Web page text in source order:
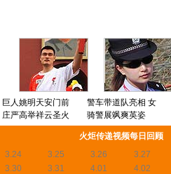
巨人姚明天安门前
庄严高举祥云圣火
警车带道队亮相 女
骑警展飒爽英姿
火炬传递视频每日回顾
3.24
3.25 3.26 3.27
3.30
3.31 4.01 4.02